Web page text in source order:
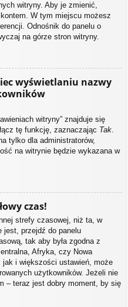
witryny. Aby je zmienić,
W tym miejscu możesz
Odnośnik do panelu o
na górze stron witryny.
wyświetlaniu nazwy
witryny” znajduje się
tę funkcję, zaznaczając Tak
tylko dla administratorów,
na witrynie będzie wykazana w
czas!
strefy czasowej, niż ta, w
jest, przejdź do panelu
tak aby była zgodna z
Afryka, czy Nowa
i większości ustawień, może
użytkowników. Jeżeli nie
– teraz jest dobry moment, by się